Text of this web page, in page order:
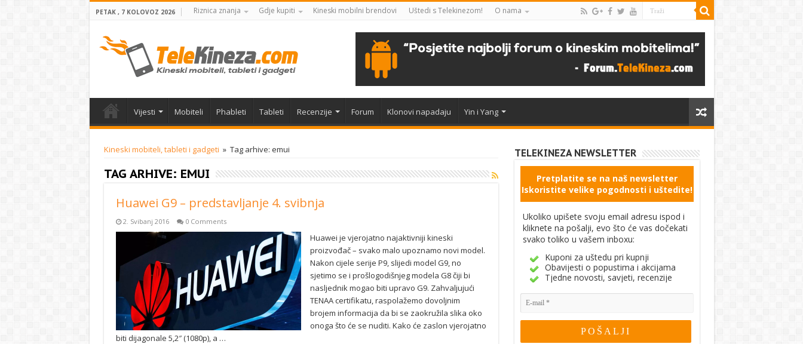
PETAK , 7 KOLOVOZ 2026 Riznica znanja Gdje kupiti Kineski mobilni brendovi Uštedi s Telekinezom! O nama
Vijesti Mobiteli Phableti Tableti Recenzije Forum Klonovi napadaju Yin i Yang
Kineski mobiteli, tableti i gadgeti » Tag arhive: emui
TAG ARHIVE: EMUI
Huawei G9 – predstavljanje 4. svibnja
2. Svibanj 2016 0 Comments
Huawei je vjerojatno najaktivniji kineski
proizvođač – svako malo upoznamo novi model.
Nakon cijele serije P9, slijedi model G9, no
sjetimo se i prošlogodišnjeg modela G8 čiji bi
nasljednik mogao biti upravo G9. Zahvaljujući
TENAA certifikatu, raspolažemo dovoljnim
brojem informacija da bi se zaokružila slika oko
onoga što će se nuditi. Kako će zaslon vjerojatno
biti dijagonale 5,2″ (1080p), a …
TELEKINEZA NEWSLETTER
Pretplatite se na naš newsletter
Iskoristite velike pogodnosti i uštedite!
Ukoliko upišete svoju email adresu ispod i
kliknete na pošalji, evo što će vas dočekati
svako toliko u vašem inboxu:
Kuponi za uštedu pri kupnji
Obavijesti o popustima i akcijama
Tjedne novosti, savjeti, recenzije